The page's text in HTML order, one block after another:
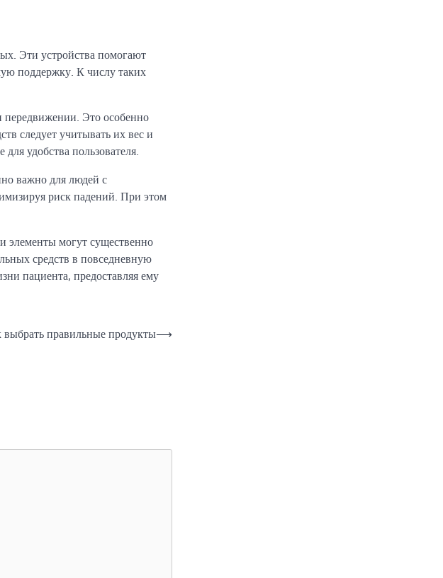
Эти устройства помогают
поддержку. К числу таких
передвижении. Это особенно
следует учитывать их вес и
удобства пользователя.
важно для людей с
риск падений. При этом
элементы могут существенно
средств в повседневную
пациента, предоставляя ему
правильные продукты⟶